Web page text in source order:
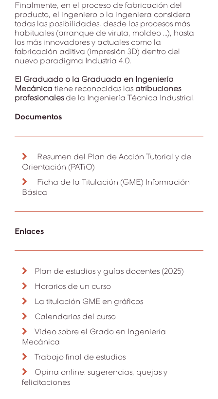
Finalmente, en el proceso de fabricación del
producto, el ingeniero o la ingeniera considera
todas las posibilidades, desde los procesos más
habituales (arranque de viruta, moldeo ...), hasta
los más innovadores y actuales como la
fabricación aditiva (impresión 3D) dentro del
nuevo paradigma Industria 4.0.
El Graduado o la Graduada en Ingeniería
Mecánica tiene reconocidas las atribuciones
profesionalesde la Ingeniería Técnica Industrial.
Documentos
Resumen del Plan de Acción Tutorial y de
Orientación (PATiO)
Ficha de la Titulación (GME) Información
Básica
Enlaces
Plan de estudios y guías docentes (2025)
Horarios de un curso
La titulación GME en gráficos
Calendarios del curso
Vídeo sobre el Grado en Ingeniería
Mecánica
Trabajo final de estudios
Opina online: sugerencias, quejas y
felicitaciones